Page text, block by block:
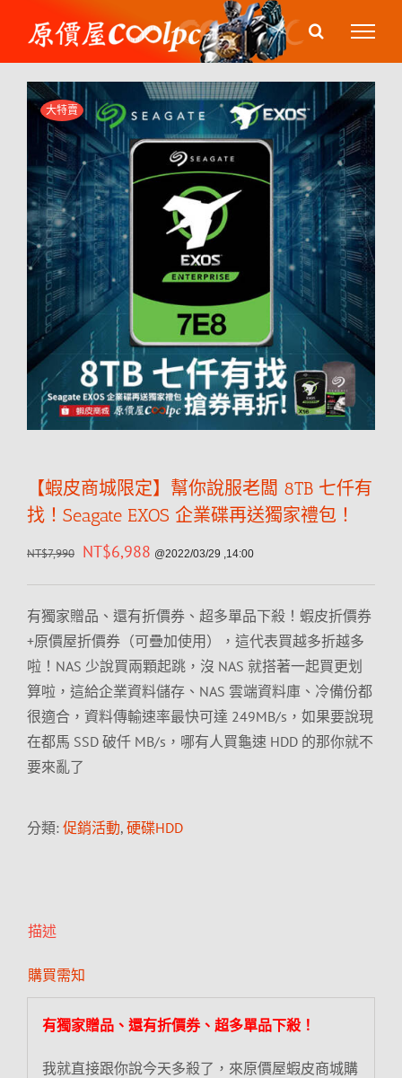
content
大特賣
【蝦皮商城限定】幫你說服老闆 8TB 七仟有
找！Seagate EXOS 企業碟再送獨家禮包！
NT$7,990 NT$6,988 @2022/03/29 ,14:00
有獨家贈品、還有折價券、超多單品下殺！蝦皮折價券
+原價屋折價券（可疊加使用），這代表買越多折越多
啦！NAS 少說買兩顆起跳，沒 NAS 就搭著一起買更划
算啦，這給企業資料儲存、NAS 雲端資料庫、冷備份都
很適合，資料傳輸速率最快可達 249MB/s，如果要說現
在都馬 SSD 破仟 MB/s，哪有人買龜速 HDD 的那你就不
要來亂了
分類: 促銷活動, 硬碟HDD
描述
購買需知
有獨家贈品、還有折價券、超多單品下殺！
我就直接跟你說今天多殺了，來原價屋蝦皮商城購